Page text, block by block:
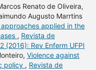
Renato de Oliveira,
Augusto Marrtins
applied in the
, Revista de
(2016): Rev Enferm UFPI
Violence against
policy , Revista de